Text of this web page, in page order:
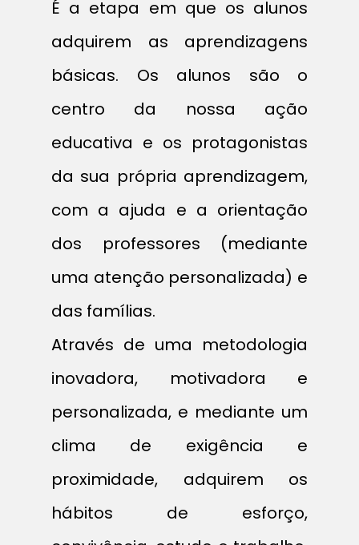
É a etapa em que os alunos
adquirem as aprendizagens
básicas. Os alunos são o
centro da nossa ação
educativa e os protagonistas
da sua própria aprendizagem,
com a ajuda e a orientação
dos professores (mediante
uma atenção personalizada) e
das famílias.
Através de uma metodologia
inovadora, motivadora e
personalizada, e mediante um
clima de exigência e
proximidade, adquirem os
hábitos de esforço,